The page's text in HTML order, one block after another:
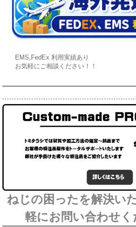
EMS,FedEx 利用実績あり
お気軽にご相談ください！！
ねじの困ったを解決い
軽にお問い合わせ